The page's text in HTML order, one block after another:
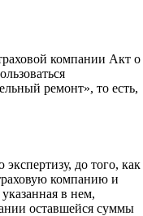
компании Акт о
ремонт», то есть,
до того, как
компанию и
в нем,
оставшейся суммы